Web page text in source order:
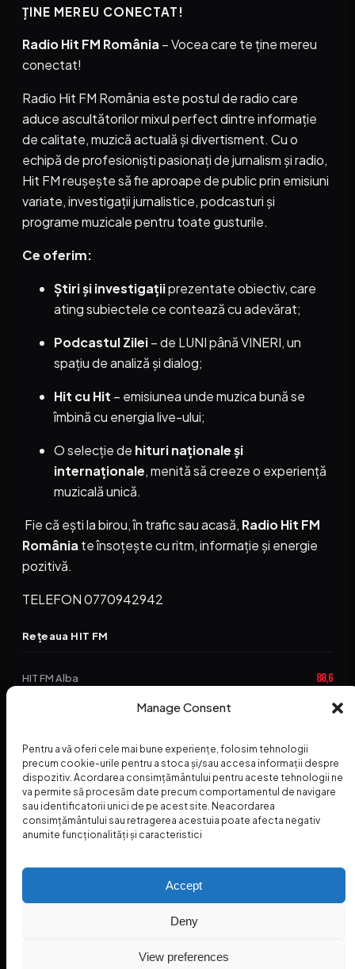
Manage Consent
Pentru a vă oferi cele mai bune experiențe, folosim tehnologii
precum cookie-urile pentru a stoca și/sau accesa informații despre
dispozitiv. Acordarea consimțământului pentru aceste tehnologii ne
va permite să procesăm date precum comportamentul de navigare
sau identificatorii unici de pe acest site. Neacordarea
consimțământului sau retragerea acestuia poate afecta negativ
anumite funcționalități și caracteristici
Accept
Deny
View preferences
ȚINE MEREU CONECTAT!
Radio Hit FM România – Vocea care te ține mereu
conectat!
Radio Hit FM România este postul de radio care
aduce ascultătorilor mixul perfect dintre informație
de calitate, muzică actuală și divertisment. Cu o
echipă de profesioniști pasionați de jurnalism și radio,
Hit FM reușește să fie aproape de public prin emisiuni
variate, investigații jurnalistice, podcasturi și
programe muzicale pentru toate gusturile.
Ce oferim:
Știri și investigațiiprezentate obiectiv, care
ating subiectele ce contează cu adevărat;
Podcastul Zilei– de LUNI până VINERI, un
spațiu de analiză și dialog;
Hit cu Hit – emisiunea unde muzica bună se
îmbină cu energia live-ului;
O selecție de hituri naționale și
internaționale, menită să creeze o experiență
muzicală unică.
Fie că ești la birou, în trafic sau acasă, Radio Hit FM
România te însoțește cu ritm, informație și energie
pozitivă.
TELEFON 0770942942
Rețeaua HIT FM
HIT FM Alba 88,6
94,2
HIT FM Abrud 94,3
HIT FM Horezu 95,1
HIT FM Nehoiu 88,2
© 2026 Radio Hit FM — SC HITFM GROUP SRL